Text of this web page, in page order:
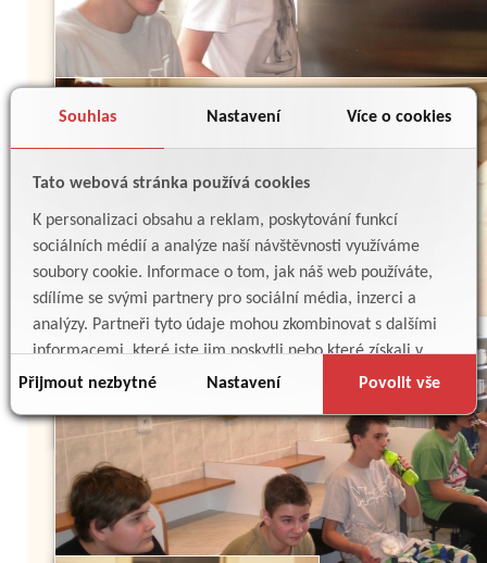
Souhlas Nastavení Více o cookies
Tato webová stránka používá cookies
K personalizaci obsahu a reklam, poskytování funkcí
sociálních médií a analýze naší návštěvnosti využíváme
soubory cookie. Informace o tom, jak náš web používáte,
sdílíme se svými partnery pro sociální média, inzerci a
analýzy. Partneři tyto údaje mohou zkombinovat s dalšími
informacemi, které jste jim poskytli nebo které získali v
důsledku toho, že používáte jejich služby.
Přijmout nezbytné Nastavení Povolit vše